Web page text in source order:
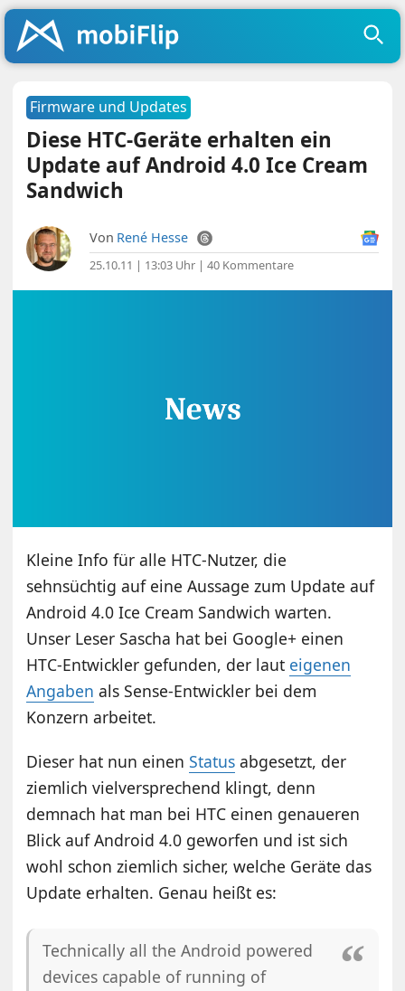
Firmware und Updates
Diese HTC-Geräte erhalten ein
Update auf Android 4.0 Ice Cream
Sandwich
Von René Hesse
25.10.11 | 13:03 Uhr |40 Kommentare
Kleine Info für alle HTC-Nutzer, die
sehnsüchtig auf eine Aussage zum Update auf
Android 4.0 Ice Cream Sandwich warten.
Unser Leser Sascha hat bei Google+ einen
HTC-Entwickler gefunden, der laut eigenen
Angaben als Sense-Entwickler bei dem
Konzern arbeitet.
Dieser hat nun einenStatus abgesetzt, der
ziemlich vielversprechend klingt, denn
demnach hat man bei HTC einen genaueren
Blick auf Android 4.0 geworfen und ist sich
wohl schon ziemlich sicher, welche Geräte das
Update erhalten. Genau heißt es:
Technically all the Android powered
devices capable of running of